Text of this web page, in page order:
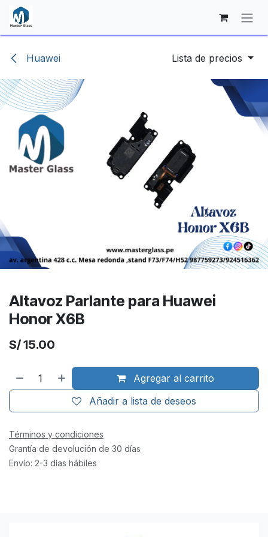
Ir al contenido
Huawei Lista de precios
Altavoz Parlante para Huawei
Honor X6B
S/15.00
Agregar al carrito
Añadir a lista de deseos
Términos y condiciones
Grantía de devolución de 30 días
Envío: 2-3 días hábiles